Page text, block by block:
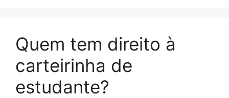
Quem tem direito à
carteirinha de
estudante?